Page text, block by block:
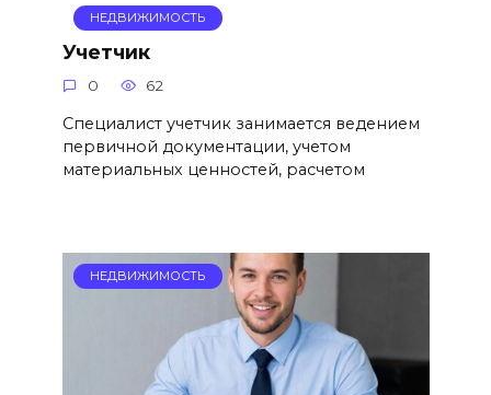
НЕДВИЖИМОСТЬ
Учетчик
0 62
Специалист учетчик занимается ведением
первичной документации, учетом
материальных ценностей, расчетом
НЕДВИЖИМОСТЬ